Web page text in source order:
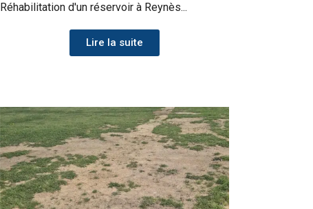
Réhabilitation d'un réservoir à Reynès...
Lire la suite